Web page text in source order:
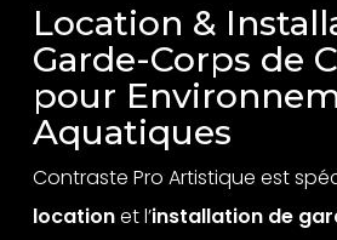
Location &
Garde-Corps de
pour
Aquatiques
Contraste Pro Artistique est
locationet l’installation de